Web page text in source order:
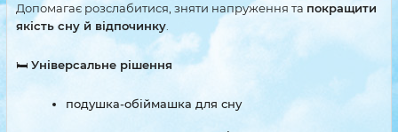
Допомагає розслабитися, зняти напруження та покращити
якість сну й відпочинку
🛏 Універсальне рішення
подушка-обіймашка для сну